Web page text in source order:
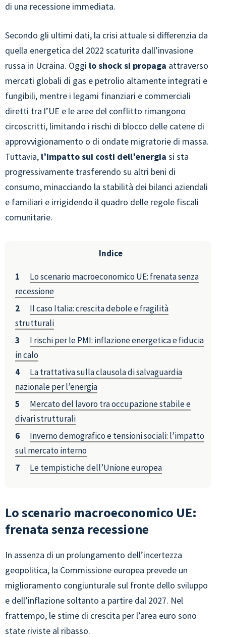
di una recessione immediata.
Secondo gli ultimi dati, la crisi attuale si differenzia da
quella energetica del 2022 scaturita dall’invasione
russa in Ucraina. Oggi lo shock si propaga attraverso
mercati globali di gas e petrolio altamente integrati e
fungibili, mentre i legami finanziari e commerciali
diretti tra l’UE e le aree del conflitto rimangono
circoscritti, limitando i rischi di blocco delle catene di
approvvigionamento o di ondate migratorie di massa.
Tuttavia, l’impatto sui costi dell’energia si sta
progressivamente trasferendo su altri beni di
consumo, minacciando la stabilità dei bilanci aziendali
e familiari e irrigidendo il quadro delle regole fiscali
comunitarie.
Indice
Lo scenario macroeconomico UE: frenata senza
recessione
Il caso Italia: crescita debole e fragilità
strutturali
I rischi per le PMI: inflazione energetica e fiducia
in calo
La trattativa sulla clausola di salvaguardia
nazionale per l’energia
Mercato del lavoro tra occupazione stabile e
divari strutturali
Inverno demografico e tensioni sociali: l’impatto
sul mercato interno
Le tempistiche dell’Unione europea
Lo scenario macroeconomico UE:
frenata senza recessione
In assenza di un prolungamento dell’incertezza
geopolitica, la Commissione europea prevede un
miglioramento congiunturale sul fronte dello sviluppo
e dell’inflazione soltanto a partire dal 2027. Nel
frattempo, le stime di crescita per l’area euro sono
state riviste al ribasso.